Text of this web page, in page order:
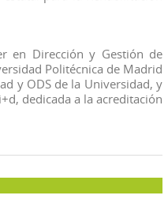
en Dirección y Gestión de
Politécnica de Madrid
y ODS de la Universidad, y
dedicada a la acreditación